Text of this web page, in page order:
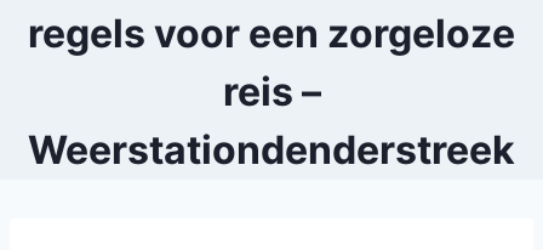
regels voor een zorgeloze
reis –
Weerstationdenderstreek